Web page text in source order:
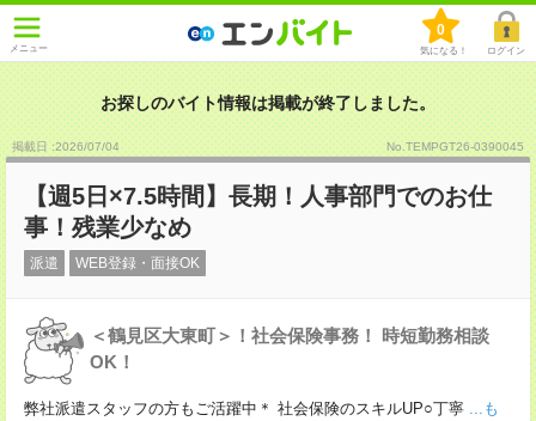
メニュー
0
気になる！ ログイン
お探しのバイト情報は掲載が終了しました。
掲載日 :2026/07/04 No.TEMPGT26-0390045
【週5日×7.5時間】長期！人事部門でのお仕
事！残業少なめ
派遣 WEB登録・面接OK
＜鶴見区大東町＞！社会保険事務！ 時短勤務相談
OK！
弊社派遣スタッフの方もご活躍中＊ 社会保険のスキルUP○丁寧 ...も